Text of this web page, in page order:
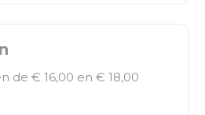
de € 16,00 en € 18,00